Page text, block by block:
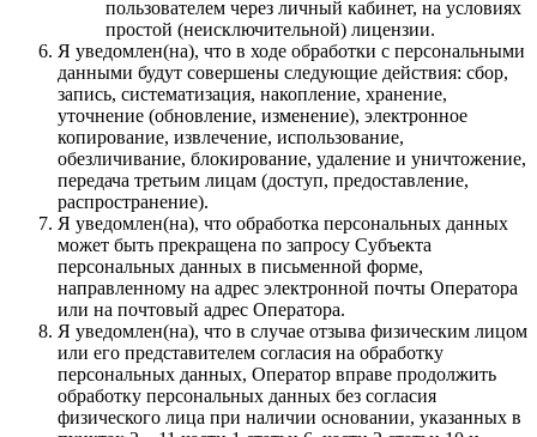
пользователем через личный кабинет, на условиях
простой (неисключительной) лицензии.
Я уведомлен(на), что в ходе обработки с персональными
данными будут совершены следующие действия: сбор,
запись, систематизация, накопление, хранение,
уточнение (обновление, изменение), электронное
копирование, извлечение, использование,
обезличивание, блокирование, удаление и уничтожение,
передача третьим лицам (доступ, предоставление,
распространение).
Я уведомлен(на), что обработка персональных данных
может быть прекращена по запросу Субъекта
персональных данных в письменной форме,
направленному на адрес электронной почты Оператора
или на почтовый адрес Оператора.
Я уведомлен(на), что в случае отзыва физическим лицом
или его представителем согласия на обработку
персональных данных, Оператор вправе продолжить
обработку персональных данных без согласия
физического лица при наличии основании, указанных в